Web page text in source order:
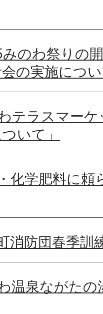
のわ祭りの
の実施につ
テラスマー
いて」
化学肥料に頼
消防団春季訓
温泉ながた